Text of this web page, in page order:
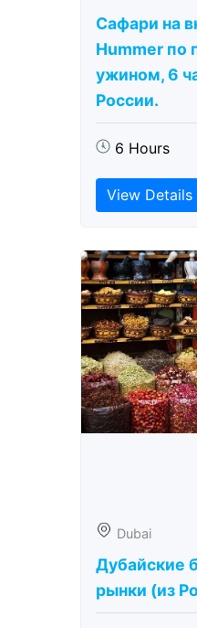
Сафари на
Hummer по
ужином, 6
России.
6 Hours
View Details
Dubai
Дубайские
рынки (из